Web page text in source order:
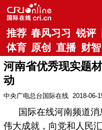
推荐 春风习习 锐评
体育 原创 直播 财智
河南省优秀现实题
动
中央广电总台国际在线 2018-06-
国际在线河南频道消
伟大成就，向党和人民